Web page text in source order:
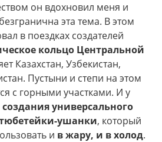
он вдохновил меня и
эта тема. В этом
в поездках создателей
кольцо Центральной
Казахстан, Узбекистан,
Пустыни и степи на этом
с горными участками. И у
создания универсального
тюбетейки-ушанки, который
и в жару, и в холод.